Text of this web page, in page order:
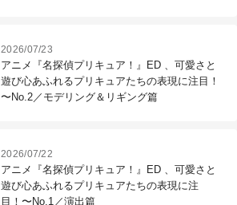
2026/07/23
アニメ『名探偵プリキュア！』ED 、可愛さと
遊び心あふれるプリキュアたちの表現に注目！
〜No.2／モデリング＆リギング篇
2026/07/22
アニメ『名探偵プリキュア！』ED 、可愛さと
遊び心あふれるプリキュアたちの表現に注
目！〜No.1／演出篇